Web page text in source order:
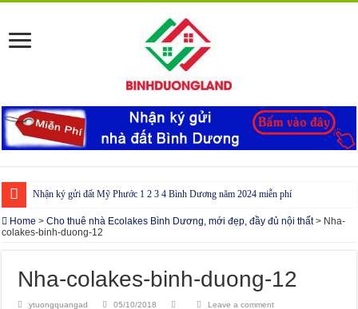
Nhận ký gửi đất Mỹ Phước 1 2 3 4 Bình Dương năm 2024 miễn phí
Cho thuê nhà Ecolakes Bình Dương, mới đẹp, đầy đủ nội thất
Phòng công chứng tại Đồng Phú – Bình Phước
Home > Cho thuê nhà Ecolakes Bình Dương, mới đẹp, đầy đủ nội thất > Nha-
colakes-binh-duong-12
Nha-colakes-binh-duong-12
ytuongquangad 05/10/2018
Leave a comment